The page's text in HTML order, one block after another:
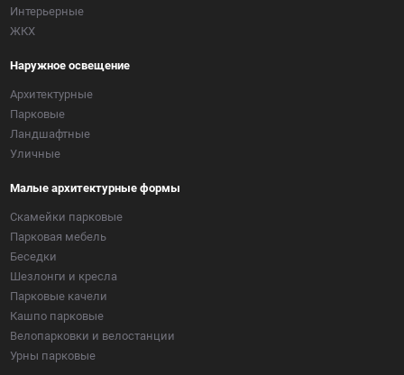
Интерьерные
ЖКХ
Наружное освещение
Архитектурные
Парковые
Ландшафтные
Уличные
Малые архитектурные формы
Скамейки парковые
Парковая мебель
Беседки
Шезлонги и кресла
Парковые качели
Кашпо парковые
Велопарковки и велостанции
Урны парковые